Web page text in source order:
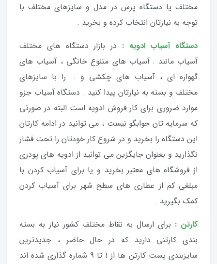
مختلف یا دستگاه پرس در مدل و سایزهای مختلف با
توجه به نیازتان انتخاب کرده و بخرید .
دستگاه آسیاب ادویه : در بازار دستگاه های مختلف
آسیاب مانند : آسیاب های متنوع خانگی ، آسیاب های
گهواره ای ، آسیاب های چکشی و .. را با سایزهای
مختلف و بسته به نیازتان پیدا کنید . دستگاه آسیاب جزو
موارد ضروری برای کار فروش ادویه است البته در صورتی
که سرمایه تان جوابگو نیست ، می توانید در ادامه کارتان
این دستگاه را بخرید و در شروع کار خودتان را تحت فشار
نگذارید و بعنوان جایگزین می توانید از ادویه های پودری
از فروشگاه های معتبر بخرید و یا برای آسیاب کردن با
مبلغی کم از عطاری های سطح شهر برای آسیاب کردن
کمک بگیرید .
کارتن : برای ارسال به نقاط مختلف کشور نیاز به بسته
بندی کارتنی دارید که در حال حاضر ، جدیدترین
سایزبندی پست کارتن ها از 1 تا 9 شماره گذاری شده اند